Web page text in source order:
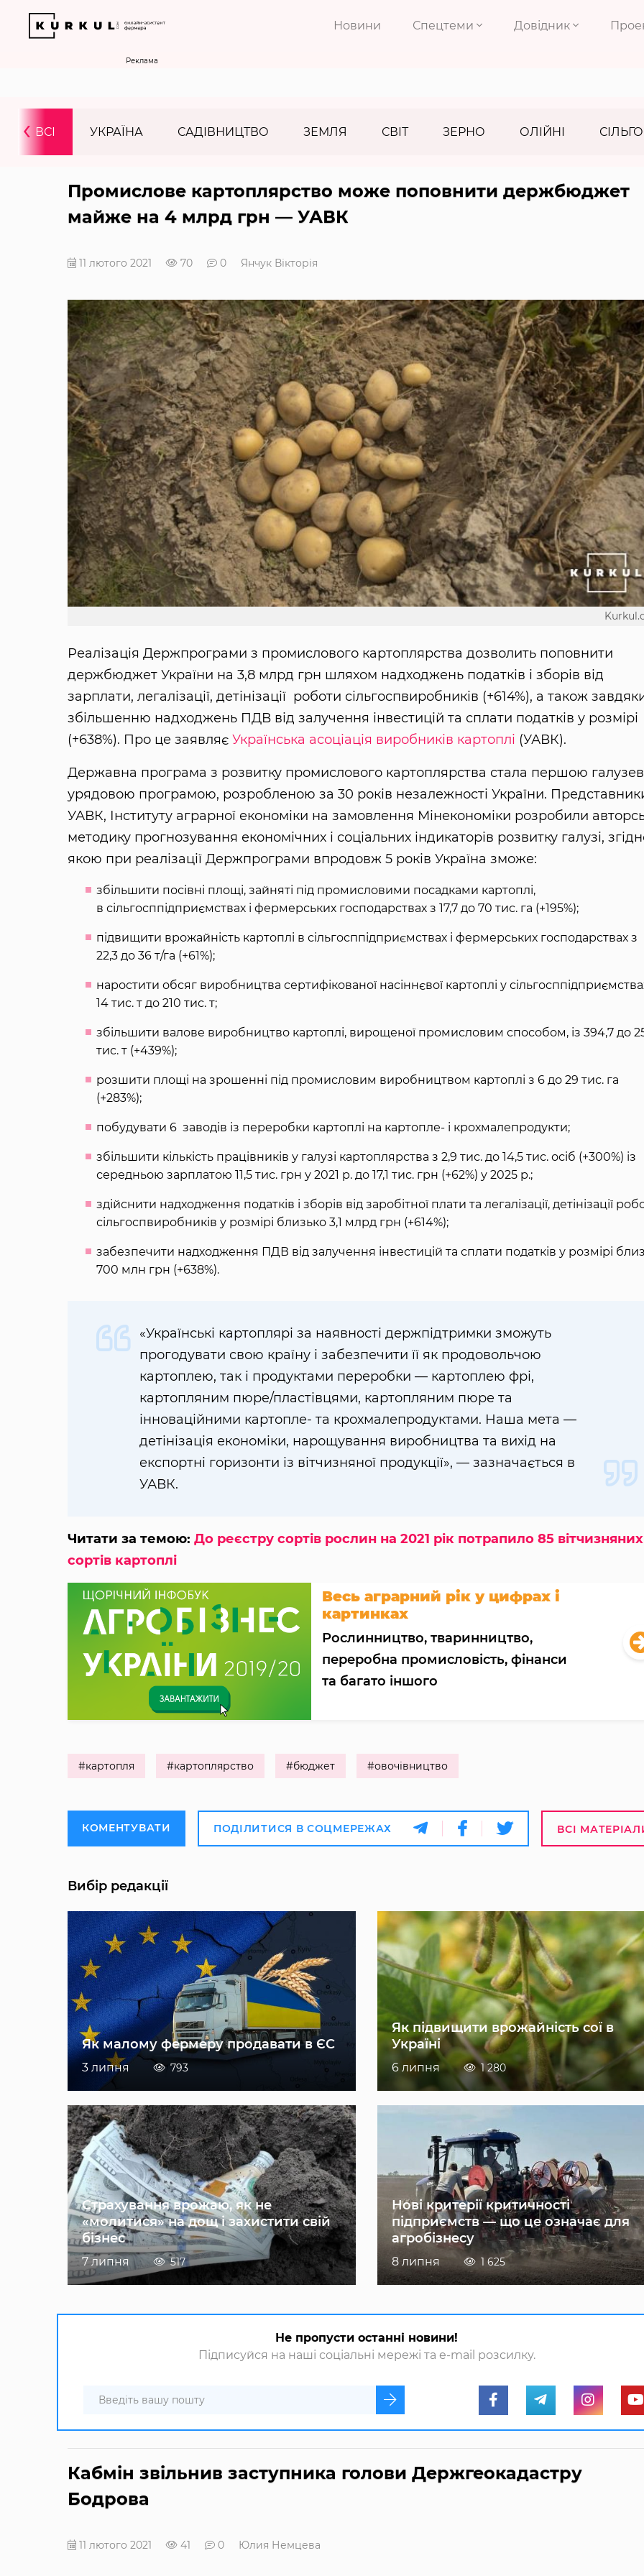
Новини Спецтеми Довідник
Реклама
ВСІ УКРАЇНА САДІВНИЦТВО ЗЕМЛЯ СВІТ ЗЕРНО ОЛІЙНІ
‹
Промислове картоплярство може поповнити держбюджет
майже на 4 млрд грн — УАВК
11 лютого 2021 70 0 Янчук Вікторія
Реалізація Держпрограми з промислового картоплярства дозволить поповнити
держбюджет України на 3,8 млрд грн шляхом надходжень податків і зборів від
зарплати, легалізації, детінізації роботи сільгоспвиробників (+614%), а також
збільшенню надходжень ПДВ від залучення інвестицій та сплати податків у розмірі
(+638%). Про це заявляє Українська асоціація виробників картоплі (УАВК).
Державна програма з розвитку промислового картоплярства стала першою
урядовою програмою, розробленою за 30 років незалежності України.
УАВК, Інституту аграрної економіки на замовлення Мінекономіки розробили
методику прогнозування економічних і соціальних індикаторів розвитку галузі,
якою при реалізації Держпрограми впродовж 5 років Україна зможе:
збільшити посівні площі, зайняті під промисловими посадками картоплі,
в сільгосппідприємствах і фермерських господарствах з 17,7 до 70 тис. га (+195%);
підвищити врожайність картоплі в сільгосппідприємствах і фермерських господарствах з
22,3 до 36 т/га (+61%);
наростити обсяг виробництва сертифікованої насіннєвої картоплі у
14 тис. т до 210 тис. т;
збільшити валове виробництво картоплі, вирощеної промисловим способом, із 394,7 до
тис. т (+439%);
розшити площі на зрошенні під промисловим виробництвом картоплі з 6 до 29 тис. га
(+283%);
побудувати 6 заводів із переробки картоплі на картопле- і крохмалепродукти;
збільшити кількість працівників у галузі картоплярства з 2,9 тис. до 14,5 тис. осіб (+300%) із
середньою зарплатою 11,5 тис. грн у 2021 р. до 17,1 тис. грн (+62%) у 2025 р.;
здійснити надходження податків і зборів від заробітної плати та легалізації, детінізації
сільгоспвиробників у розмірі близько 3,1 млрд грн (+614%);
забезпечити надходження ПДВ від залучення інвестицій та сплати податків у розмірі
700 млн грн (+638%).
«Українські картоплярі за наявності держпідтримки зможуть
прогодувати свою країну і забезпечити її як продовольчою
картоплею, так і продуктами переробки — картоплею фрі,
картопляним пюре/пластівцями, картопляним пюре та
інноваційними картопле- та крохмалепродуктами. Наша мета —
детінізація економіки, нарощування виробництва та вихід на
експортні горизонти із вітчизняної продукції», — зазначається в
УАВК.
Читати за темою: До реєстру сортів рослин на 2021 рік потрапило 85 вітчизняних
сортів картоплі
Весь аграрний рік у цифрах і
картинках
Рослинництво, тваринництво,
переробна промисловість, фінанси
та багато іншого
#картопля #картоплярство #бюджет #овочівництво
КОМЕНТУВАТИ ПОДІЛИТИСЯ В СОЦМЕРЕЖАХ ВСІ
Вибір редакції
Як малому фермеру продавати в ЄС
3 липня 793
Як підвищити врожайність сої в
Україні
6 липня 1 280
Страхування врожаю, як не
«молитися» на дощ і захистити свій
бізнес
7 липня 517
Нові критерії критичності
підприємств — що це означає для
агробізнесу
8 липня 1 625
Не пропусти останні новини!
Підписуйся на наші соціальні мережі та e-mail розсилку.
Кабмін звільнив заступника голови Держгеокадастру
Бодрова
11 лютого 2021 41 0 Юлия Немцева